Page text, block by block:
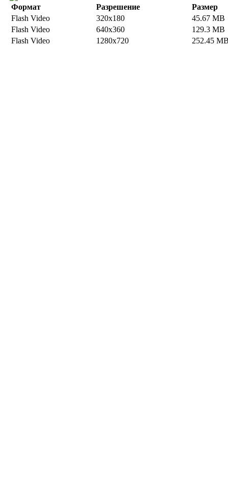
Формат Разрешение
Размер
Flash Video
320x180
45.67 MB
Flash Video
640x360
129.3 MB
Flash Video
1280x720 252.45